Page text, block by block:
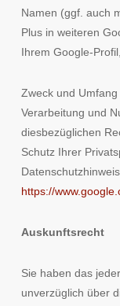
Namen (ggf. auch
Plus in weiteren
Ihrem Google-
Zweck und
Verarbeitung und
diesbezüglichen
Schutz Ihrer
https://
Auskunftsrecht
Sie haben das
unverzüglich über